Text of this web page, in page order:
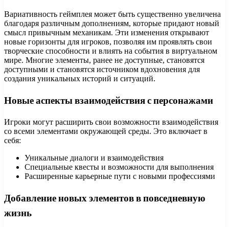
Вариативность геймплея может быть существенно увеличена
благодаря различным дополнениям, которые придают новый
смысл привычным механикам. Эти изменения открывают
новые горизонты для игроков, позволяя им проявлять свои
творческие способности и влиять на события в виртуальном
мире. Многие элементы, ранее не доступные, становятся
доступными и становятся источником вдохновения для
создания уникальных историй и ситуаций.
Новые аспекты взаимодействия с персонажами
Игроки могут расширить свои возможности взаимодействия
со всеми элементами окружающей среды. Это включает в
себя:
Уникальные диалоги и взаимодействия
Специальные квесты и возможности для выполнения
Расширенные карьерные пути с новыми профессиями
Добавление новых элементов в повседневную
жизнь